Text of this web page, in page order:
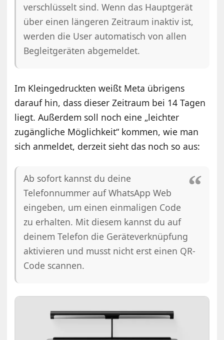
verschlüsselt sind. Wenn das Hauptgerät
über einen längeren Zeitraum inaktiv ist,
werden die User automatisch von allen
Begleitgeräten abgemeldet.
Im Kleingedruckten weißt Meta übrigens
darauf hin, dass dieser Zeitraum bei 14 Tagen
liegt. Außerdem soll noch eine „leichter
zugängliche Möglichkeit“ kommen, wie man
sich anmeldet, derzeit sieht das noch so aus:
Ab sofort kannst du deine
Telefonnummer auf WhatsApp Web
eingeben, um einen einmaligen Code
zu erhalten. Mit diesem kannst du auf
deinem Telefon die Geräteverknüpfung
aktivieren und musst nicht erst einen QR-
Code scannen.